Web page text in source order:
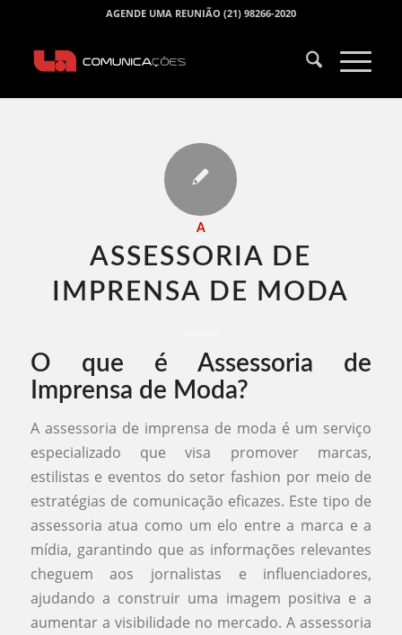
AGENDE UMA REUNIÃO (21) 98266-2020
A
ASSESSORIA DE
IMPRENSA DE MODA​
O que é Assessoria de
Imprensa de Moda?
A assessoria de imprensa de moda é um serviço
especializado que visa promover marcas,
estilistas e eventos do setor fashion por meio de
estratégias de comunicação eficazes. Este tipo de
assessoria atua como um elo entre a marca e a
mídia, garantindo que as informações relevantes
cheguem aos jornalistas e influenciadores,
ajudando a construir uma imagem positiva e a
aumentar a visibilidade no mercado. A assessoria